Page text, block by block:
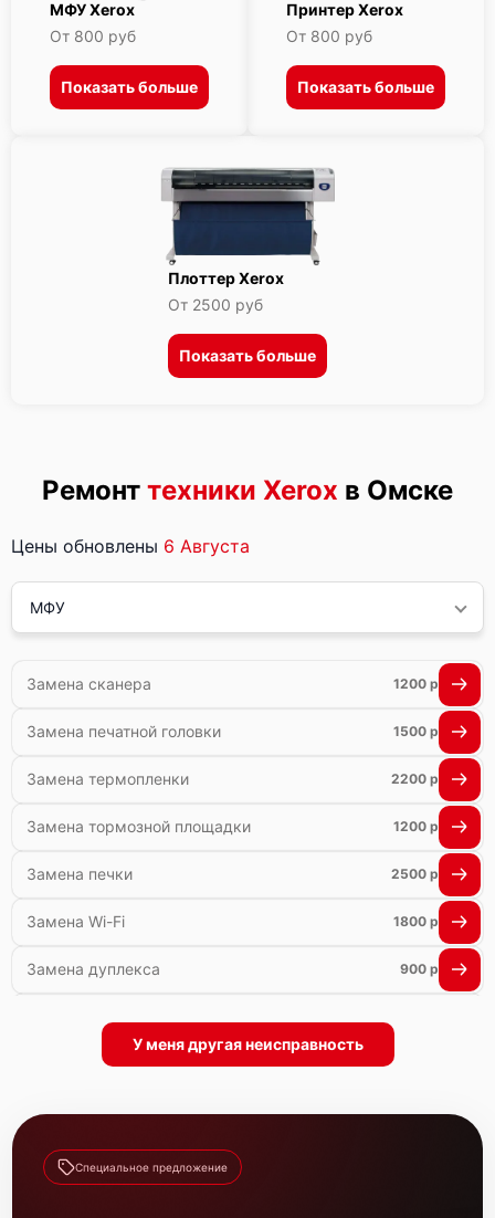
МФУ Xerox
От 800 руб
Показать больше
Принтер Xerox
От 800 руб
Показать больше
Плоттер Xerox
От 2500 руб
Показать больше
Ремонт техники Xerox в Омске
Цены обновлены 6 Августа
МФУ
Замена сканера 1200 р
Замена печатной головки 1500 р
Замена термопленки 2200 р
Замена тормозной площадки 1200 р
Замена печки 2500 р
Замена Wi-Fi 1800 р
Замена дуплекса 900 р
Замена каретки
Ремонт автоподатчика 1700 р
Замена абсорбера
У меня другая неисправность
Специальное предложение